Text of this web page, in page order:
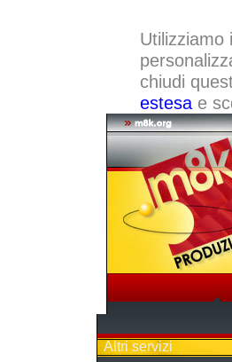
Utilizziamo
chiudi
estesae
Altri servizi